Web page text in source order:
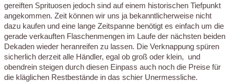
gereiften Sprituosen jedoch sind auf einem historischen Tiefpunkt
angekommen. Zeit können wir uns ja bekanntlicherweise nicht
dazu kaufen und eine lange Zeitspanne benötigt es einfach um die
gerade verkauften Flaschenmengen im Laufe der nächsten beiden
Dekaden wieder heranreifen zu lassen. Die Verknappung spüren
sicherlich derzeit alle Händler, egal ob groß oder klein, und
obendrein steigen durch diesen Einpass auch noch die Preise für
die kläglichen Restbestände in das schier Unermessliche.